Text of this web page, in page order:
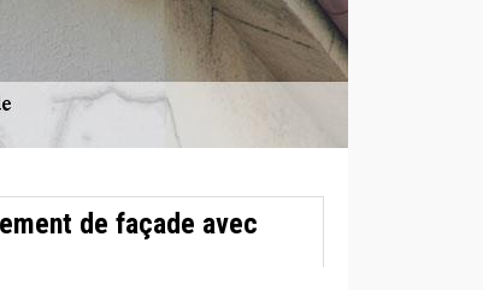
de façade avec